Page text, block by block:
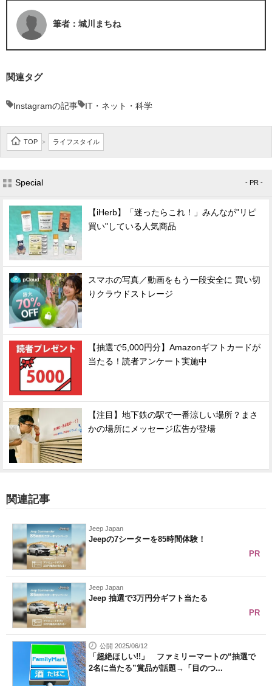
筆者：城川まちね
関連タグ
Instagramの記事 IT・ネット・科学
TOP > ライフスタイル
Special - PR -
【iHerb】「迷ったらこれ！」みんなが"リピ
買い"している人気商品
スマホの写真／動画をもう一段安全に 買い切
りクラウドストレージ
【抽選で5,000円分】Amazonギフトカードが
当たる！読者アンケート実施中
【注目】地下鉄の駅で一番涼しい場所？まさ
かの場所にメッセージ広告が登場
関連記事
Jeep Japan
Jeepの7シーターを85時間体験！
PR
Jeep Japan
Jeep 抽選で3万円分ギフト当たる
PR
公開 2025/06/12
「超絶ほしい!!」 ファミリーマートの“抽選で
2名に当たる”賞品が話題→「目のつ...